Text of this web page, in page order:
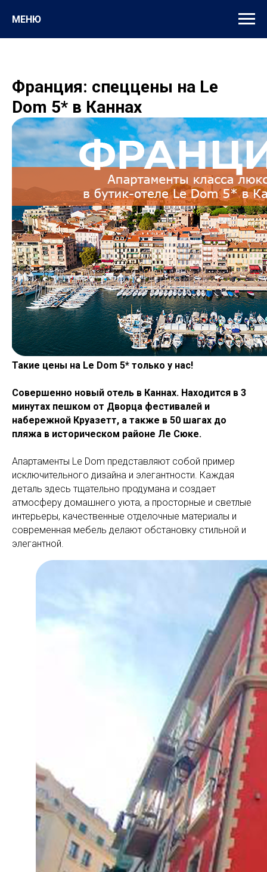
МЕНЮ
Франция: спеццены на Le
Dom 5* в Каннах
Такие цены на Le Dom 5* только у нас!
Совершенно новый отель в Каннах. Находится в 3
минутах пешком от Дворца фестивалей и
набережной Круазетт, а также в 50 шагах до
пляжа в историческом районе Ле Сюке.
Апартаменты Le Dom представляют собой пример
исключительного дизайна и элегантности. Каждая
деталь здесь тщательно продумана и создает
атмосферу домашнего уюта, а просторные и светлые
интерьеры, качественные отделочные материалы и
современная мебель делают обстановку стильной и
элегантной.